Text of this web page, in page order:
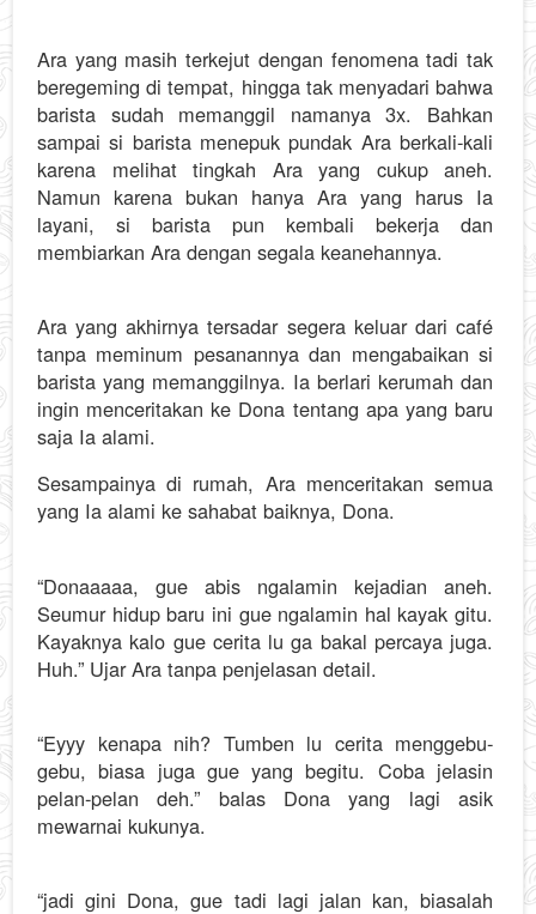
Ara yang masih terkejut dengan fenomena tadi tak
beregeming di tempat, hingga tak menyadari bahwa
barista sudah memanggil namanya 3x. Bahkan
sampai si barista menepuk pundak Ara berkali-kali
karena melihat tingkah Ara yang cukup aneh.
Namun karena bukan hanya Ara yang harus Ia
layani, si barista pun kembali bekerja dan
membiarkan Ara dengan segala keanehannya.
Ara yang akhirnya tersadar segera keluar dari café
tanpa meminum pesanannya dan mengabaikan si
barista yang memanggilnya. Ia berlari kerumah dan
ingin menceritakan ke Dona tentang apa yang baru
saja Ia alami.
Sesampainya di rumah, Ara menceritakan semua
yang Ia alami ke sahabat baiknya, Dona.
“Donaaaaa, gue abis ngalamin kejadian aneh.
Seumur hidup baru ini gue ngalamin hal kayak gitu.
Kayaknya kalo gue cerita lu ga bakal percaya juga.
Huh.” Ujar Ara tanpa penjelasan detail.
“Eyyy kenapa nih? Tumben lu cerita menggebu-
gebu, biasa juga gue yang begitu. Coba jelasin
pelan-pelan deh.” balas Dona yang lagi asik
mewarnai kukunya.
“jadi gini Dona, gue tadi lagi jalan kan, biasalah